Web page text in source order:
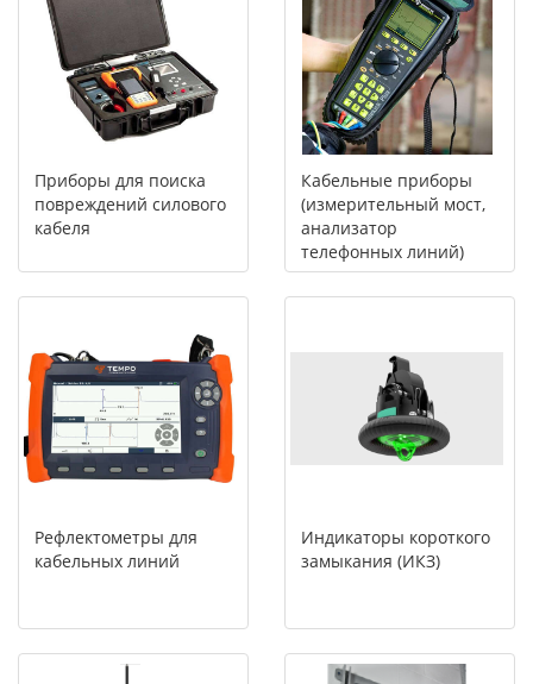
Приборы для поиска
повреждений силового
кабеля
Кабельные приборы
(измерительный мост,
анализатор
телефонных линий)
Рефлектометры для
кабельных линий
Индикаторы короткого
замыкания (ИКЗ)